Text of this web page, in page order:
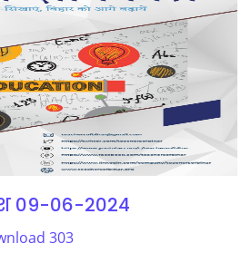
09-06-2024
303